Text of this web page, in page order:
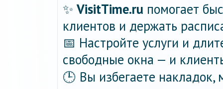
✨ VisitTime.ru помогает
клиентов и держать
📅 Настройте услуги и
свободные окна — и
🕒 Вы избегаете